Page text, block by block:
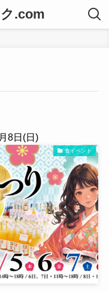
.com
8日(日)
食イベント